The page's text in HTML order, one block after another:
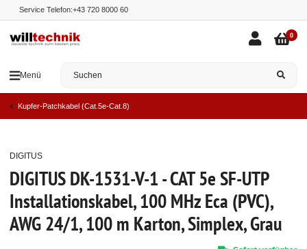
Service Telefon:+43 720 8000 60
Menü
0
Kupfer-Patchkabel (Cat.5e-Cat.8)
DIGITUS DK-1531-V-1 - CAT 5e SF-UTP
Installationskabel, 100 MHz Eca (PVC),
AWG 24/1, 100 m Karton, Simplex, Grau
DIGITUS